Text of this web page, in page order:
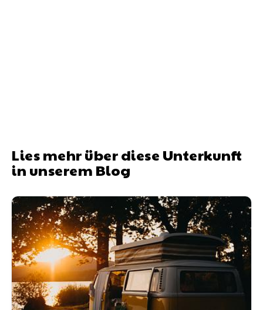
Lies mehr über diese Unterkunft
in unserem Blog
Wohnmobile mieten mit Hund